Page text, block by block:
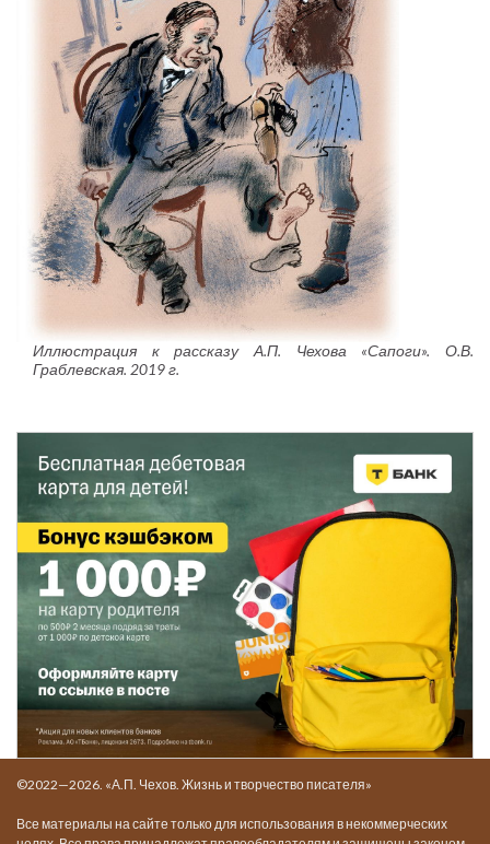
Иллюстрация к рассказу А.П. Чехова «Сапоги». О.В.
Граблевская. 2019 г.
©2022—2026. «А.П. Чехов. Жизнь и творчество писателя»
Все материалы на сайте только для использования в некоммерческих